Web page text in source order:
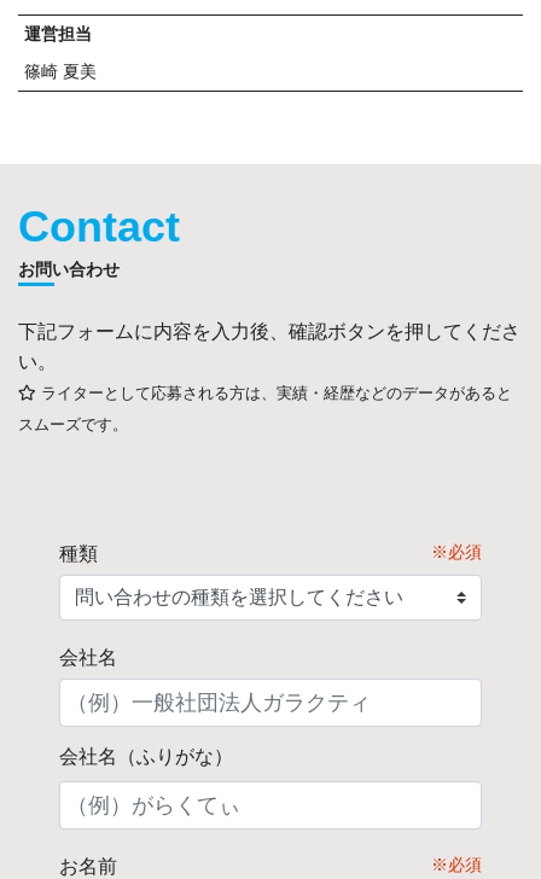
運営担当
篠崎 夏美
Contact
お問い合わせ
下記フォームに内容を入力後、確認ボタンを押してくださ
い。
ライターとして応募される方は、実績・経歴などのデータがあると
スムーズです。